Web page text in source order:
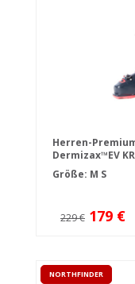
Herren-
Dermizax™EV
Größe: M S
229 € 179 €
NORTHFINDER